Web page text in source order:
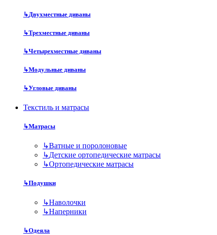
↳Двухместные диваны
↳Трехместные диваны
↳Четырехместные диваны
↳Модульные диваны
↳Угловые диваны
Текстиль и матрасы
↳Матрасы
↳Ватные и поролоновые
↳Детские ортопедические матрасы
↳Ортопедические матрасы
↳Подушки
↳Наволочки
↳Наперники
↳Одеяла